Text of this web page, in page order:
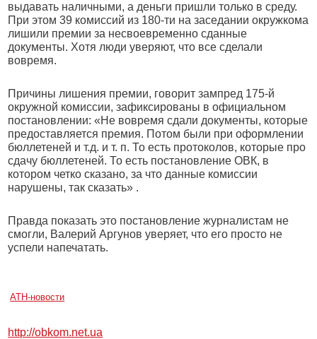
выдавать наличными, а деньги пришли только в среду.
При этом 39 комиссий из 180-ти на заседании окружкома
лишили премии за несвоевременно сданные
документы. Хотя люди уверяют, что все сделали
вовремя.
Причины лишения премии, говорит зампред 175-й
окружной комиссии, зафиксированы в официальном
постановлении: «Не вовремя сдали документы, которые
предоставляется премия. Потом были при оформлении
бюллетеней и т.д. и т. п. То есть протоколов, которые про
сдачу бюллетеней. То есть постановление ОВК, в
котором четко сказано, за что данные комиссии
нарушены, так сказать» .
Правда показать это постановление журналистам не
смогли, Валерий Аргунов уверяет, что его просто не
успели напечатать.
АТН-новости
http://obkom.net.ua